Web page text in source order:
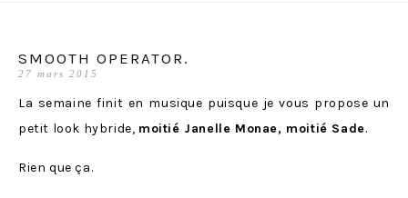
SMOOTH OPERATOR.
27 mars 2015
La semaine finit en musique puisque je vous propose un
petit look hybride, moitié Janelle Monae, moitié Sade.
Rien que ça.